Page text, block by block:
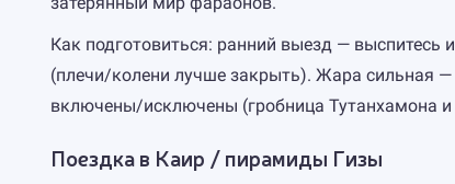
Как подготовиться: ранний выезд — выспитесь
(плечи/колени лучше закрыть). Жара сильная —
включены/исключены (гробница Тутанхамона и
Поездка в Каир / пирамиды Гизы